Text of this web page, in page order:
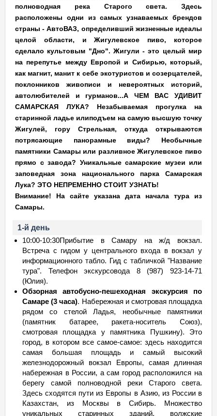
полноводная река Старого света. Здесь
расположены одни из самых узнаваемых брендов
страны - АвтоВАЗ, определивший жизненные идеалы
целой области, и Жигулевское пиво, которое
сделало культовым "Дно". Жигули - это целый мир
на перепутье между Европой и Сибирью, который,
как магнит, манит к себе экотуристов и созерцателей,
поклонников живописи и невероятных историй,
автолюбителей и гурманов...А ЧЕМ ВАС УДИВИТ
САМАРСКАЯ ЛУКА? Незабываемая прогулка на
старинной ладье илиподъем на самую высшую точку
Жигулей, гору Стрельная, откуда открываются
потрясающие панорамные виды? Необычные
памятники Самары или разливное Жигулевское пиво
прямо с завода? Уникальные самарские музеи или
заповедная зона национального парка Самарская
Лука? ЭТО НЕПРЕМЕННО СТОИТ УЗНАТЬ!
Внимание! На сайте указана дата начала тура из
Самары.
1-й день
10:00-10:30Прибытие в Самару на ж/д вокзал.
Встреча с гидом у центрального входа в вокзал у
информационного табло. Гид с табличкой "Название
тура". Телефон экскурсовода 8 (987) 923-14-71
(Юлия).
Обзорная автобусно-пешеходная экскурсия по
Самаре (3 часа). Набережная и смотровая площадка
рядом со стелой Ладья, необычные памятники
(памятник батарее, ракета-носитель Союз),
смотровая площадка у памятника Пушкину). Это
город, в котором все самое-самое: здесь находится
самая большая площадь и самый высокий
железнодорожный вокзал Европы, самая длинная
набережная в России, а сам город расположился на
берегу самой полноводной реки Старого света.
Здесь сходятся пути из Европы в Азию, из России в
Казахстан, из Москвы в Сибирь. Множество
уникальных старинных зданий, волжские